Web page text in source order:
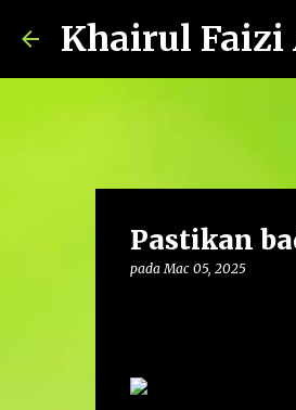
Khairul Faizi
Pastikan
padaMac 05, 2025